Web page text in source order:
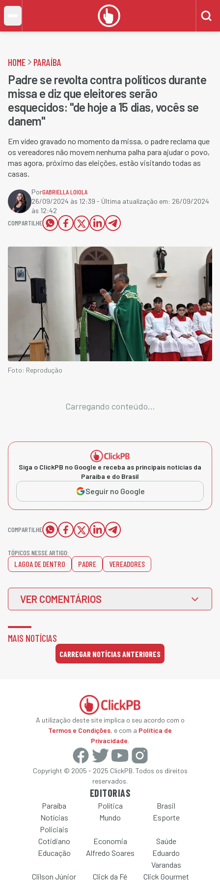
HOME PARAÍBA
Padre se revolta contra políticos durante
missa e diz que eleitores serão
esquecidos: "de hoje a 15 dias, vocês se
danem"
Em vídeo gravado no momento da missa, o padre reclama que
os vereadores não movem nenhuma palha para ajudar o povo,
mas agora, próximo das eleições, estão visitando todas as
casas.
PorGABRIELLA LOIOLA
26/09/2024 às 12:39 - Última atualização em: 26/09/2024
às 12:42
COMPARTILHE
Foto: Reprodução
Carregando conteúdo...
Siga o ClickPB no Google e receba as principais notícias da
Paraíba e do Brasil
Seguir no Google
COMPARTILHE
TÓPICOS NESSE ARTIGO:
LAGOA DE DENTRO PADRE VEREADORES
VER COMENTÁRIOS
MAIS NOTÍCIAS
CARREGAR NOTÍCIAS ANTERIORES
A utilização deste site implica o seu acordo com o
Termos e Condições, e com a Política de
Privacidade.
Copyright © 2005 - 2025 ClickPB. Todos os direitos
reservados.
EDITORIAS
Paraíba Política
Brasil
Notícias
Policiais
Mundo Esporte
Cotidiano Economia
Saúde
Educação
Alfredo Soares
Eduardo
Varandas
Clilson Júnior
Click da Fé Click Gourmet